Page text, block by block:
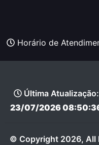
Horário de
Última Atualização:
23/07/2026
© Copyright 2026, All